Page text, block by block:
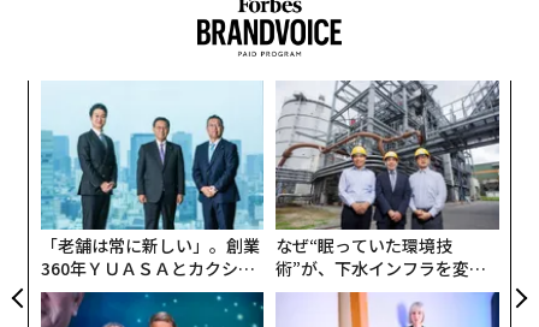
「老舗は常に新しい」。創業
360年ＹＵＡＳＡとカクシン
CEO田尻望が語る、AIを超え
る人の価値
なぜ“眠っていた環境技
術”が、下水インフラを変え
たのか──産総研×月島JFE
アクアソリューションの10年